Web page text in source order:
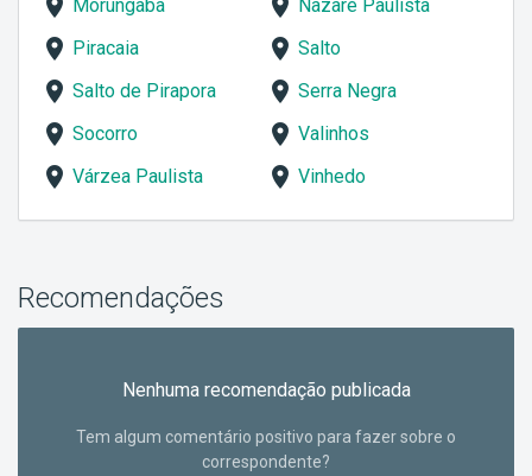
Morungaba
Nazaré Paulista
Piracaia
Salto
Salto de Pirapora
Serra Negra
Socorro
Valinhos
Várzea Paulista
Vinhedo
Recomendações
Nenhuma recomendação publicada
Tem algum comentário positivo para fazer sobre o
correspondente?